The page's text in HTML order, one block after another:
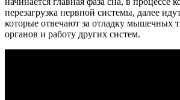
перезагрузка нервной системы, далее
которые отвечают за отладку мышечных
органов и работу других систем.